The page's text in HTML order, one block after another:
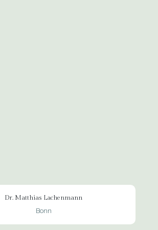
Dr. Matthias Lachenmann
Bonn